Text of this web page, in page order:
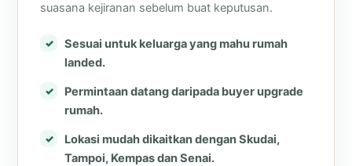
suasana kejiranan sebelum buat keputusan.
Sesuai untuk keluarga yang mahu rumah
landed.
Permintaan datang daripada buyer upgrade
rumah.
Lokasi mudah dikaitkan dengan Skudai,
Tampoi, Kempas dan Senai.